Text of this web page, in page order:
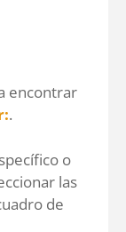
encontrar
.
o
las
de